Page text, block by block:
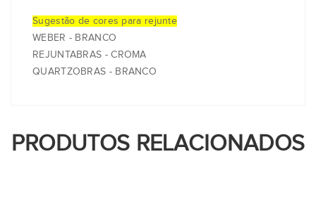
Sugestão de cores para rejunte
WEBER - BRANCO
REJUNTABRAS - CROMA
QUARTZOBRAS - BRANCO
PRODUTOS RELACIONADOS